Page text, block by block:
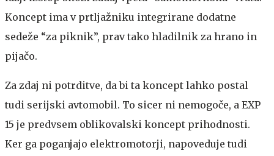
Koncept ima v prtljažniku integrirane dodatne
sedeže “za piknik”, prav tako hladilnik za hrano in
pijačo.
Za zdaj ni potrditve, da bi ta koncept lahko postal
tudi serijski avtomobil. To sicer ni nemogoče, a EXP
15 je predvsem oblikovalski koncept prihodnosti.
Ker ga poganjajo elektromotorji, napoveduje tudi